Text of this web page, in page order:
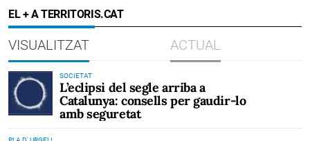
EL + A TERRITORIS.CAT
VISUALITZAT ACTUAL
SOCIETAT
L’eclipsi del segle arriba a
Catalunya: consells per gaudir-lo
amb seguretat